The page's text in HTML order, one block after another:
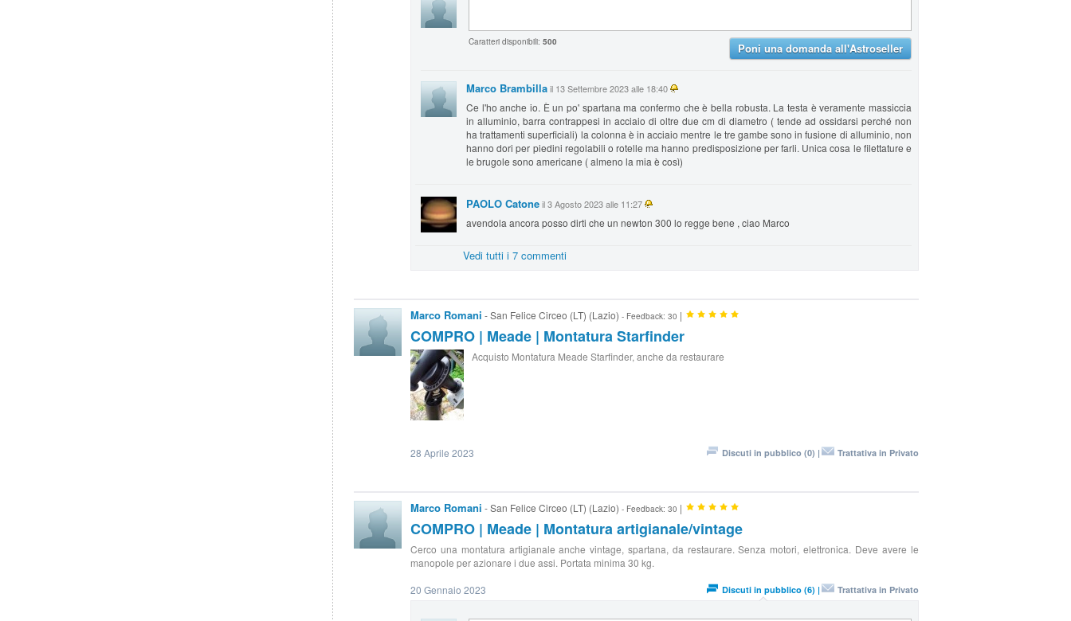
Caratteri disponibili:500 Poni una domanda all'Astroseller
Marco Brambillail 13 Settembre 2023 alle 18:40
Ce l'ho anche io. È un po' spartana ma confermo che è bella robusta. La testa è veramente massiccia
in alluminio, barra contrappesi in acciaio di oltre due cm di diametro ( tende ad ossidarsi perché non
ha trattamenti superficiali) la colonna è in acciaio mentre le tre gambe sono in fusione di alluminio, non
hanno dori per piedini regolabili o rotelle ma hanno predisposizione per farli. Unica cosa le filettature e
le brugole sono americane ( almeno la mia è così)
PAOLO Catoneil 3 Agosto 2023 alle 11:27
avendola ancora posso dirti che un newton 300 lo regge bene , ciao Marco
Vedi tutti i 7 commenti
Marco Romani - San Felice Circeo (LT) (Lazio) - Feedback: 30 |
COMPRO | Meade | Montatura Starfinder
Acquisto Montatura Meade Starfinder, anche da restaurare
28 Aprile 2023 Discuti in pubblico (0) | Trattativa in Privato
Marco Romani - San Felice Circeo (LT) (Lazio) - Feedback: 30 |
COMPRO | Meade | Montatura artigianale/vintage
Cerco una montatura artigianale anche vintage, spartana, da restaurare. Senza motori, elettronica. Deve avere le
manopole per azionare i due assi. Portata minima 30 kg.
20 Gennaio 2023
Discuti in pubblico (6) | Trattativa in Privato